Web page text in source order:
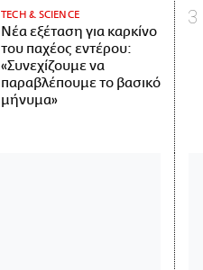
ΤECH & SCIENCE
Νέα εξέταση για καρκίνο
του παχέος εντέρου:
«Συνεχίζουμε να
παραβλέπουμε το βασικό
μήνυμα»